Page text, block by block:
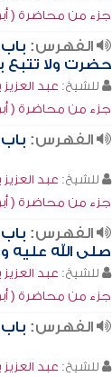
جزء من محاضرة (
الفهرس: باب
حضرت ولا تتبع
للشيخ: عبد
جزء من محاضرة (
الفهرس: باب
للشيخ: عبد
جزء من محاضرة (
الفهرس:
صلى الله عليه
للشيخ: عبد
جزء من محاضرة (
الفهرس:
للشيخ: عبد